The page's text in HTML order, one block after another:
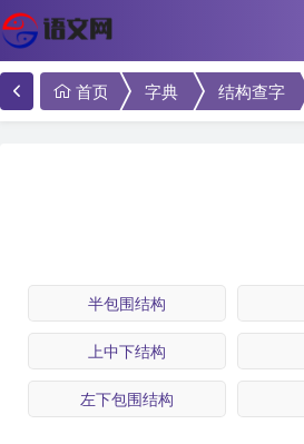
首页 字典 结构查字
半包围结构
上中下结构
左下包围结构